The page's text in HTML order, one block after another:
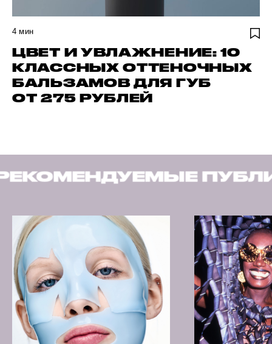
4 мин
ЦВЕТ И УВЛАЖНЕНИЕ: 10
КЛАССНЫХ ОТТЕНОЧНЫХ
БАЛЬЗАМОВ ДЛЯ ГУБ
ОТ 275 РУБЛЕЙ
ПУБЛИКАЦИИ